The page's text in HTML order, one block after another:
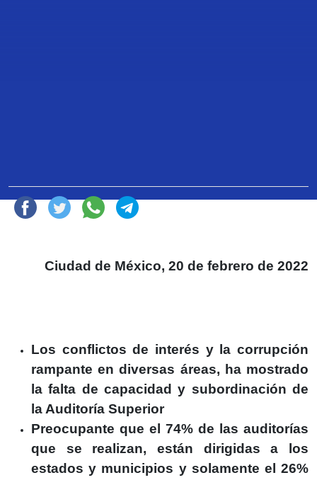
Ciudad de México, 20 de febrero de 2022
Los conflictos de interés y la corrupción
rampante en diversas áreas, ha mostrado
la falta de capacidad y subordinación de
la Auditoría Superior
Preocupante que el 74% de las auditorías
que se realizan, están dirigidas a los
estados y municipios y solamente el 26%